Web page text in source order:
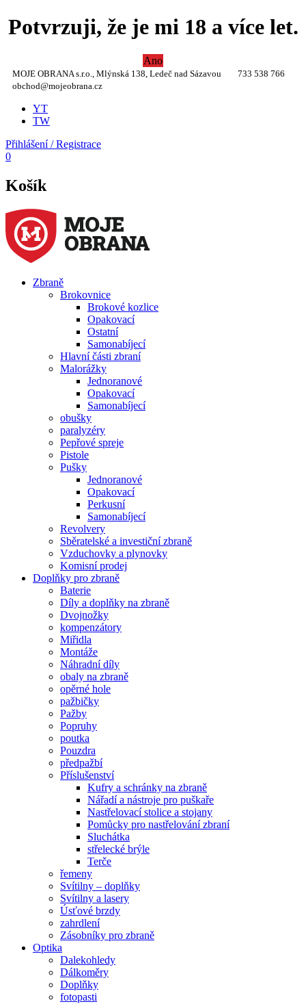
Potvrzuji, že je mi 18 a více let.
Ano
MOJE OBRANA s.r.o., Mlýnská 138, Ledeč nad Sázavou
733 538 766
obchod@mojeobrana.cz
YT
TW
Přihlášení / Registrace
0
Košík
Zbraně
Brokovnice
Brokové kozlice
Opakovací
Ostatní
Samonabíjecí
Hlavní části zbraní
Malorážky
Jednoranové
Opakovací
Samonabíjecí
obušky
paralyzéry
Pepřové spreje
Pistole
Pušky
Jednoranové
Opakovací
Perkusní
Samonabíjecí
Revolvery
Sběratelské a investiční zbraně
Vzduchovky a plynovky
Komisní prodej
Doplňky pro zbraně
Baterie
Díly a doplňky na zbraně
Dvojnožky
kompenzátory
Miřidla
Montáže
Náhradní díly
obaly na zbraně
opěrné hole
pažbičky
Pažby
Popruhy
poutka
Pouzdra
předpažbí
Příslušenství
Kufry a schránky na zbraně
Nářadí a nástroje pro puškaře
Nastřelovací stolice a stojany
Pomůcky pro nastřelování zbraní
Sluchátka
střelecké brýle
Terče
řemeny
Svítilny – doplňky
Svítilny a lasery
Úsťové brzdy
zahrdlení
Zásobníky pro zbraně
Optika
Dalekohledy
Dálkoměry
Doplňky
fotopasti